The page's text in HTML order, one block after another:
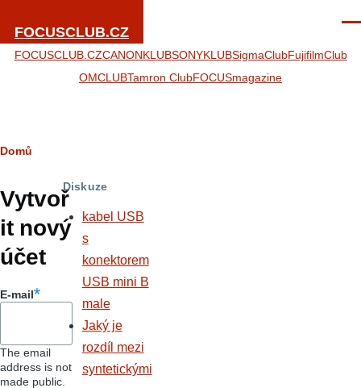
FOCUSCLUB.CZ
FOCUSCLUB.CZCANONKLUBSONYKLUBSigmaClubFujifilmClub
OMCLUBTamron ClubFOCUSmagazine
Hlavní
záložky
Drobečková
navigace
Domů
Vytvoř
it nový
účet
E-mail
The email
address is not
made public.
Diskuze
kabel USB
s
konektorem
USB mini B
male
Jaký je
rozdíl mezi
syntetickými